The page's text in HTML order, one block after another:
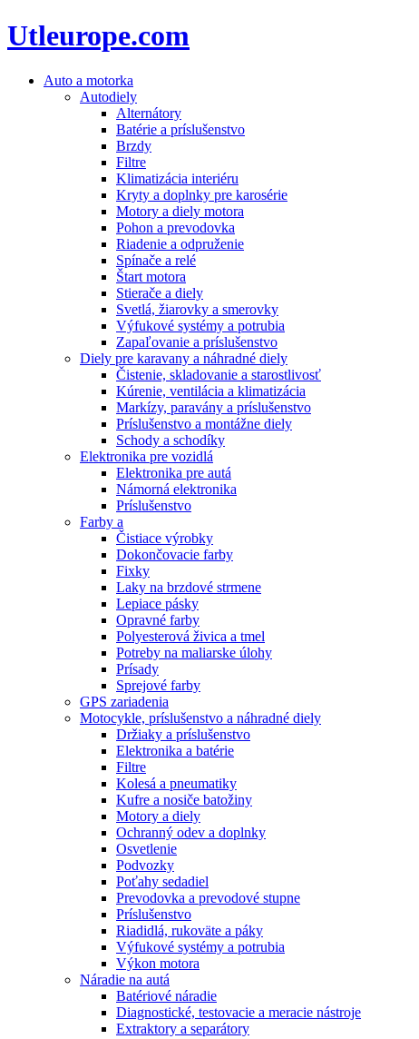
Utleurope.com
Auto a motorka
Autodiely
Alternátory
Batérie a príslušenstvo
Brzdy
Filtre
Klimatizácia interiéru
Kryty a doplnky pre karosérie
Motory a diely motora
Pohon a prevodovka
Riadenie a odpruženie
Spínače a relé
Štart motora
Stierače a diely
Svetlá, žiarovky a smerovky
Výfukové systémy a potrubia
Zapaľovanie a príslušenstvo
Diely pre karavany a náhradné diely
Čistenie, skladovanie a starostlivosť
Kúrenie, ventilácia a klimatizácia
Markízy, paravány a príslušenstvo
Príslušenstvo a montážne diely
Schody a schodíky
Elektronika pre vozidlá
Elektronika pre autá
Námorná elektronika
Príslušenstvo
Farby a
Čistiace výrobky
Dokončovacie farby
Fixky
Laky na brzdové strmene
Lepiace pásky
Opravné farby
Polyesterová živica a tmel
Potreby na maliarske úlohy
Prísady
Sprejové farby
GPS zariadenia
Motocykle, príslušenstvo a náhradné diely
Držiaky a príslušenstvo
Elektronika a batérie
Filtre
Kolesá a pneumatiky
Kufre a nosiče batožiny
Motory a diely
Ochranný odev a doplnky
Osvetlenie
Podvozky
Poťahy sedadiel
Prevodovka a prevodové stupne
Príslušenstvo
Riadidlá, rukoväte a páky
Výfukové systémy a potrubia
Výkon motora
Náradie na autá
Batériové náradie
Diagnostické, testovacie a meracie nástroje
Extraktory a separátory